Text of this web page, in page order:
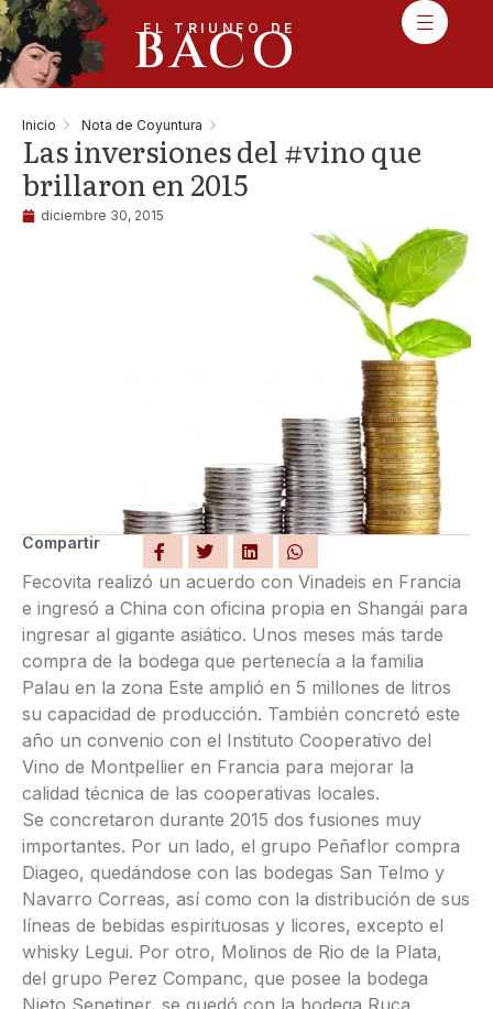
EL TRIUNFO DE
BACO
Inicio Nota de Coyuntura
Las inversiones del #vino que
brillaron en 2015
diciembre 30, 2015
Compartir
Fecovita realizó un acuerdo con Vinadeis en Francia
e ingresó a China con oficina propia en Shangái para
ingresar al gigante asiático. Unos meses más tarde
compra de la bodega que pertenecía a la familia
Palau en la zona Este amplió en 5 millones de litros
su capacidad de producción. También concretó este
año un convenio con el Instituto Cooperativo del
Vino de Montpellier en Francia para mejorar la
calidad técnica de las cooperativas locales.
Se concretaron durante 2015 dos fusiones muy
importantes. Por un lado, el grupo Peñaflor compra
Diageo, quedándose con las bodegas San Telmo y
Navarro Correas, así como con la distribución de sus
líneas de bebidas espirituosas y licores, excepto el
whisky Legui. Por otro, Molinos de Rio de la Plata,
del grupo Perez Companc, que posee la bodega
Nieto Senetiner, se quedó con la bodega Ruca